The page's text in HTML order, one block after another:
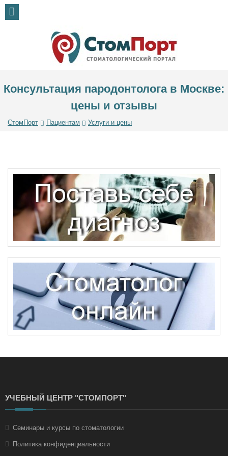
Консультация пародонтолога в Москве:
цены и отзывы
СтомПорт Пациентам Услуги и цены
УЧЕБНЫЙ ЦЕНТР "СТОМПОРТ"
Семинары и курсы по стоматологии
Политика конфиденциальности